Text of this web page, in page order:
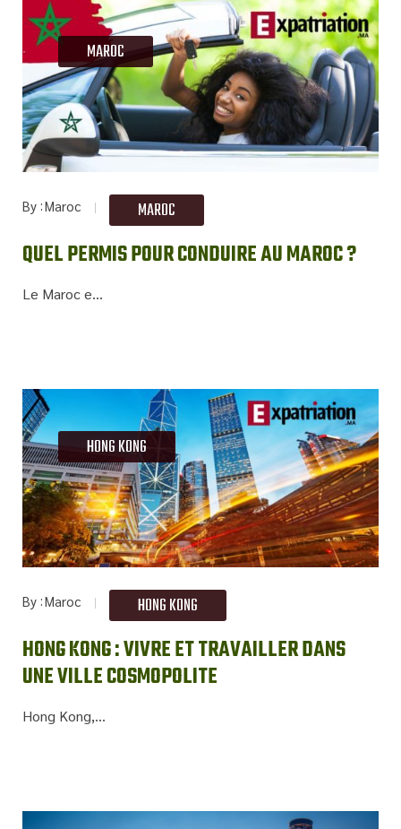
MAROC
By Maroc MAROC
QUEL PERMIS POUR CONDUIRE AU MAROC ?
Le Maroc e...
HONG KONG
By Maroc HONG KONG
HONG KONG : VIVRE ET TRAVAILLER DANS
UNE VILLE COSMOPOLITE
Hong Kong,...